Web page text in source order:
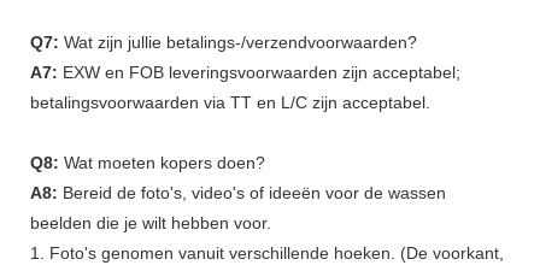
Q7: Wat zijn jullie betalings-/verzendvoorwaarden?
A7: EXW en FOB leveringsvoorwaarden zijn acceptabel;
betalingsvoorwaarden via TT en L/C zijn acceptabel.
Q8: Wat moeten kopers doen?
A8: Bereid de foto's, video's of ideeën voor de wassen
beelden die je wilt hebben voor.
1. Foto's genomen vanuit verschillende hoeken. (De voorkant,